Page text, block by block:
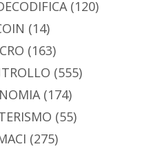
(120)
(14)
(163)
(555)
(174)
(55)
(275)